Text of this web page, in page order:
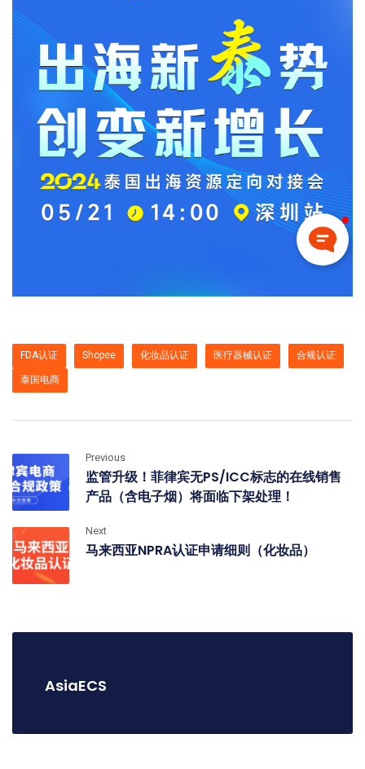
FDA认证 Shopee 化妆品认证 医疗器械认证 合规认证
泰国电商
Previous
监管升级！菲律宾无PS/ICC标志的在线销售
产品（含电子烟）将面临下架处理！
Next
马来西亚NPRA认证申请细则（化妆品）
AsiaECS